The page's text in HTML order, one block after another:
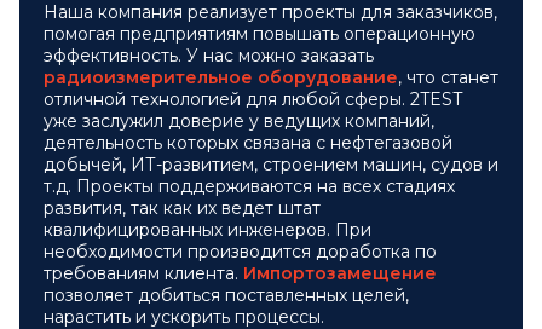
Наша компания реализует проекты для заказчиков,
помогая предприятиям повышать операционную
эффективность. У нас можно заказать
радиоизмерительное оборудование, что станет
отличной технологией для любой сферы. 2TEST
уже заслужил доверие у ведущих компаний,
деятельность которых связана с нефтегазовой
добычей, ИТ-развитием, строением машин, судов и
т.д. Проекты поддерживаются на всех стадиях
развития, так как их ведет штат
квалифицированных инженеров. При
необходимости производится доработка по
требованиям клиента. Импортозамещение
позволяет добиться поставленных целей,
нарастить и ускорить процессы.